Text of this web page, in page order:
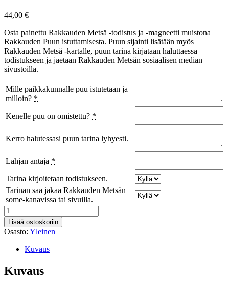
44,00 €
Osta painettu Rakkauden Metsä -todistus ja -magneetti muistona
Rakkauden Puun istuttamisesta. Puun sijainti lisätään myös
Rakkauden Metsä -kartalle, puun tarina kirjataan haluttaessa
todistukseen ja jaetaan Rakkauden Metsän sosiaalisen median
sivustoilla.
Mille paikkakunnalle puu istutetaan ja
milloin? *
Kenelle puu on omistettu? *
Kerro halutessasi puun tarina lyhyesti.
Lahjan antaja *
Tarina kirjoitetaan todistukseen.
Tarinan saa jakaa Rakkauden Metsän
some-kanavissa tai sivuilla.
Painettu
todistus
ja
magneetti
Rakkauden
istuttamisesta
määrä
Lisää ostoskoriin
Osasto: Yleinen
Kuvaus
Kuvaus